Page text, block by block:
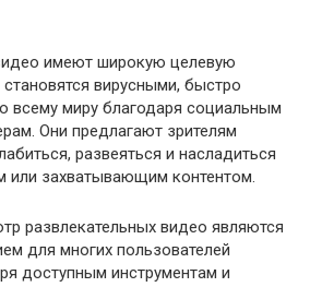
имеют широкую целевую
вирусными, быстро
всему миру благодаря социальным
Они предлагают зрителям
развеяться и насладиться
или захватывающим контентом.
развлекательных видео являются
для многих пользователей
доступным инструментам и